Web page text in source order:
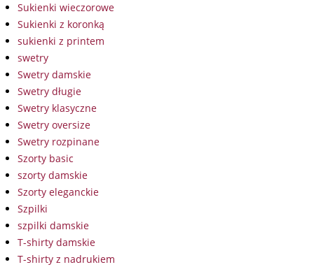
Sukienki wieczorowe
Sukienki z koronką
sukienki z printem
swetry
Swetry damskie
Swetry długie
Swetry klasyczne
Swetry oversize
Swetry rozpinane
Szorty basic
szorty damskie
Szorty eleganckie
Szpilki
szpilki damskie
T-shirty damskie
T-shirty z nadrukiem